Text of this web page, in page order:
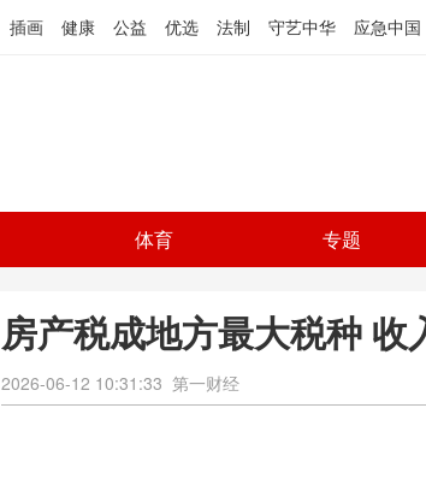
插画 健康 公益 优选 法制 守艺中华 应急中国
体育 专题
房产税成地方最大税种 收
2026-06-12 10:31:33 第一财经